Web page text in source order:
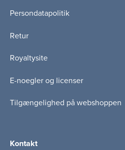
Persondatapolitik
Retur
Royaltysite
E-noegler og licenser
Tilgængelighed på webshoppen
Kontakt